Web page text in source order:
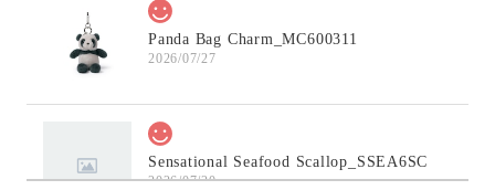
Panda Bag Charm_MC600311
2026/07/27
Sensational Seafood Scallop_SSEA6SC
2026/07/20